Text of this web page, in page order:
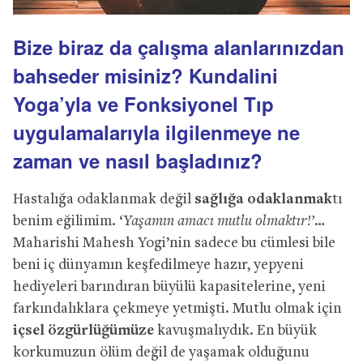
Bize biraz da çalışma alanlarınızdan
bahseder misiniz? Kundalini
Yoga’yla ve Fonksiyonel Tıp
uygulamalarıyla ilgilenmeye ne
zaman ve nasıl başladınız?
Hastalığa odaklanmak değil sağlığa odaklanmaktı
benim eğilimim. ‘Yaşamın amacı mutlu olmaktır!’…
Maharishi Mahesh Yogi’nin sadece bu cümlesi bile
beni iç dünyamın keşfedilmeye hazır, yepyeni
hediyeleri barındıran büyülü kapasitelerine, yeni
farkındalıklara çekmeye yetmişti. Mutlu olmak için
içsel özgürlüğümüze kavuşmalıydık. En büyük
korkumuzun ölüm değil de yaşamak olduğunu